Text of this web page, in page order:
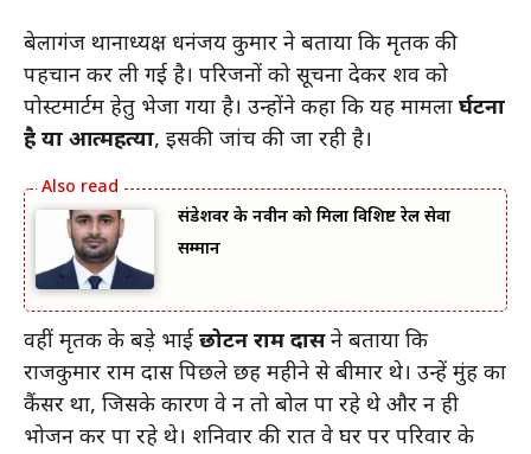
बेलागंज थानाध्यक्ष धनंजय कुमार ने बताया कि मृतक की
पहचान कर ली गई है। परिजनों को सूचना देकर शव को
पोस्टमार्टम हेतु भेजा गया है। उन्होंने कहा कि यह मामला दुर्घटना
है या आत्महत्या, इसकी जांच की जा रही है।
संडेशवर के नवीन को मिला विशिष्ट रेल सेवा
सम्मान
वहीं मृतक के बड़े भाई छोटन राम दासने बताया कि
राजकुमार राम दास पिछले छह महीने से बीमार थे। उन्हें मुंह का
कैंसर था, जिसके कारण वे न तो बोल पा रहे थे और न ही
भोजन कर पा रहे थे। शनिवार की रात वे घर पर परिवार के